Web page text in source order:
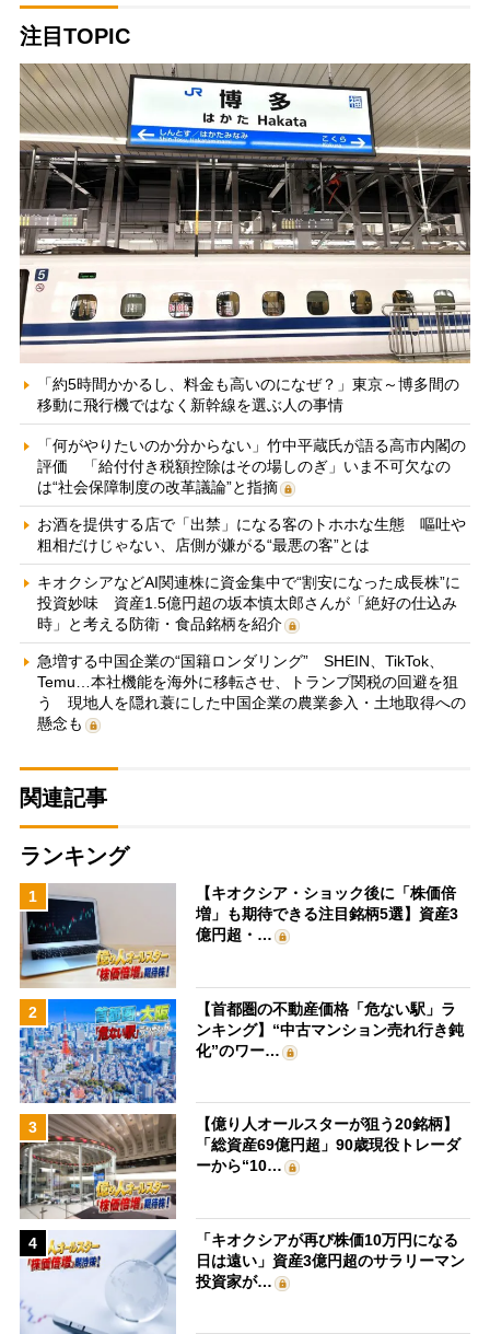
注目TOPIC
「約5時間かかるし、料金も高いのになぜ？」東京～博多間の
移動に飛行機ではなく新幹線を選ぶ人の事情
「何がやりたいのか分からない」竹中平蔵氏が語る高市内閣の
評価 「給付付き税額控除はその場しのぎ」いま不可欠なの
は“社会保障制度の改革議論”と指摘
お酒を提供する店で「出禁」になる客のトホホな生態 嘔吐や
粗相だけじゃない、店側が嫌がる“最悪の客”とは
キオクシアなどAI関連株に資金集中で“割安になった成長株”に
投資妙味 資産1.5億円超の坂本慎太郎さんが「絶好の仕込み
時」と考える防衛・食品銘柄を紹介
急増する中国企業の“国籍ロンダリング” SHEIN、TikTok、
Temu…本社機能を海外に移転させ、トランプ関税の回避を狙
う 現地人を隠れ蓑にした中国企業の農業参入・土地取得への
懸念も
関連記事
ランキング
1
【キオクシア・ショック後に「株価倍
増」も期待できる注目銘柄5選】資産3
億円超・…
2
【首都圏の不動産価格「危ない駅」ラ
ンキング】“中古マンション売れ行き鈍
化”のワー…
3
【億り人オールスターが狙う20銘柄】
「総資産69億円超」90歳現役トレーダ
ーから“10…
4
「キオクシアが再び株価10万円になる
日は遠い」資産3億円超のサラリーマン
投資家が…